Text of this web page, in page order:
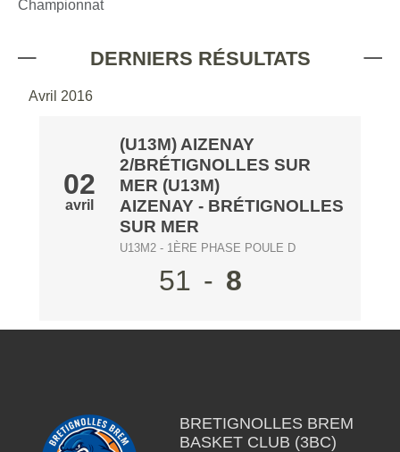
Championnat
DERNIERS RÉSULTATS
Avril 2016
02
avril
(U13M) AIZENAY
2/BRÉTIGNOLLES SUR
MER (U13M)
AIZENAY - BRÉTIGNOLLES
SUR MER
U13M2 - 1ÈRE PHASE POULE D
51 - 8
BRETIGNOLLES BREM
BASKET CLUB (3BC)